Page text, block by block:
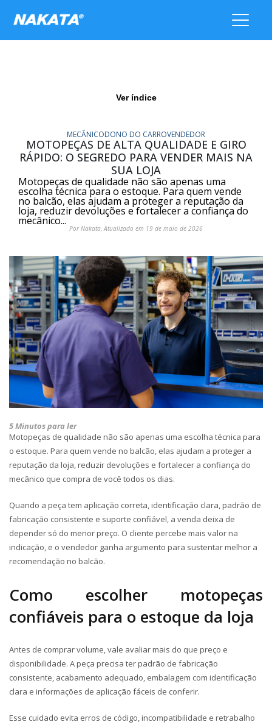
Ver índice
MECÂNICODONO DO CARROVENDEDOR
MOTOPEÇAS DE ALTA QUALIDADE E GIRO
RÁPIDO: O SEGREDO PARA VENDER MAIS NA
SUA LOJA
Motopeças de qualidade não são apenas uma
escolha técnica para o estoque. Para quem vende
no balcão, elas ajudam a proteger a reputação da
loja, reduzir devoluções e fortalecer a confiança do
mecânico...
Por Nakata, Atualizado em 19 de maio de 2026
5 Minutos para ler
Motopeças de qualidade não são apenas uma escolha técnica para
o estoque. Para quem vende no balcão, elas ajudam a proteger a
reputação da loja, reduzir devoluções e fortalecer a confiança do
mecânico que compra de você todos os dias.
Quando a peça tem aplicação correta, identificação clara, padrão de
fabricação consistente e suporte confiável, a venda deixa de
depender só do menor preço. O cliente percebe mais valor na
indicação, e o vendedor ganha argumento para sustentar melhor a
recomendação no balcão.
Como escolher motopeças
confiáveis para o estoque da loja
Antes de comprar volume, vale avaliar mais do que preço e
disponibilidade. A peça precisa ter padrão de fabricação
consistente, acabamento adequado, embalagem com identificação
clara e informações de aplicação fáceis de conferir.
Esse cuidado evita erros de código, incompatibilidade e retrabalho